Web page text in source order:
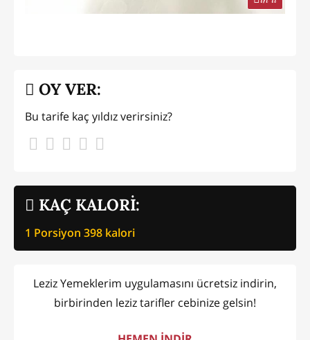
KAÇ KALORİ:
1 Porsiyon 398 kalori
OY VER:
Bu tarife kaç yıldız verirsiniz?
Leziz Yemeklerim uygulamasını ücretsiz indirin,
birbirinden leziz tarifler cebinize gelsin!